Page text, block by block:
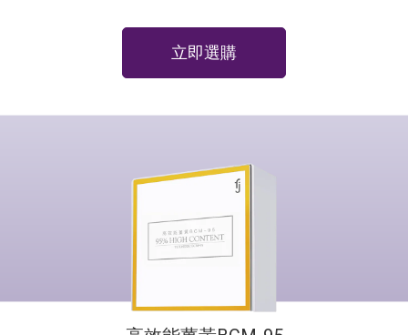
立即選購